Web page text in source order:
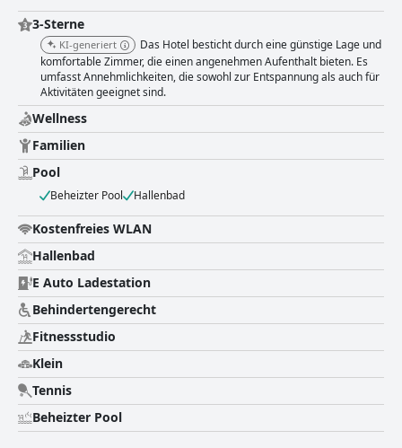
3-Sterne
KI-generiert
Das Hotel besticht durch eine günstige Lage und
komfortable Zimmer, die einen angenehmen Aufenthalt bieten. Es
umfasst Annehmlichkeiten, die sowohl zur Entspannung als auch für
Aktivitäten geeignet sind.
Wellness
Familien
Pool
Beheizter Pool Hallenbad
Kostenfreies WLAN
Hallenbad
E Auto Ladestation
Behindertengerecht
Fitnessstudio
Klein
Tennis
Beheizter Pool